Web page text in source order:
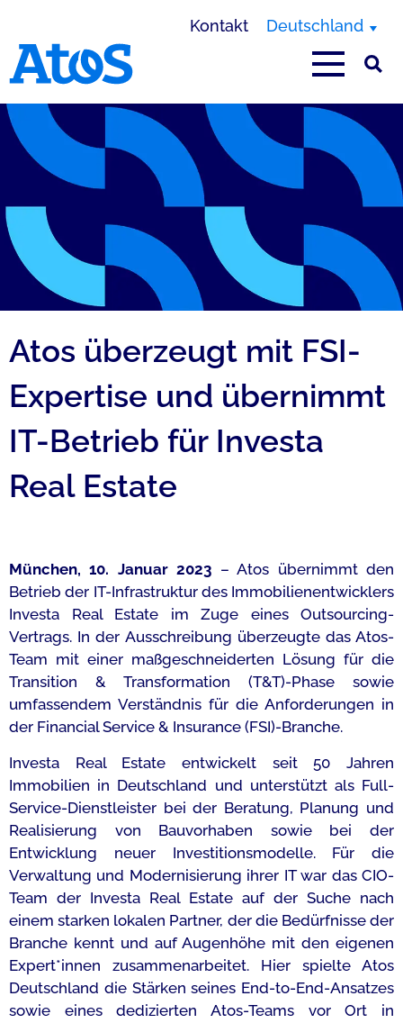
Kontakt Deutschland
Atos überzeugt mit FSI-
Expertise und übernimmt
IT-Betrieb für Investa
Real Estate
München, 10. Januar 2023 – Atos übernimmt den
Betrieb der IT-Infrastruktur des Immobilienentwicklers
Investa Real Estate im Zuge eines Outsourcing-
Vertrags. In der Ausschreibung überzeugte das Atos-
Team mit einer maßgeschneiderten Lösung für die
Transition & Transformation (T&T)-Phase sowie
umfassendem Verständnis für die Anforderungen in
der Financial Service & Insurance (FSI)-Branche.
Investa Real Estate entwickelt seit 50 Jahren
Immobilien in Deutschland und unterstützt als Full-
Service-Dienstleister bei der Beratung, Planung und
Realisierung von Bauvorhaben sowie bei der
Entwicklung neuer Investitionsmodelle. Für die
Verwaltung und Modernisierung ihrer IT war das CIO-
Team der Investa Real Estate auf der Suche nach
einem starken lokalen Partner, der die Bedürfnisse der
Branche kennt und auf Augenhöhe mit den eigenen
Expert*innen zusammenarbeitet. Hier spielte Atos
Deutschland die Stärken seines End-to-End-Ansatzes
sowie eines dedizierten Atos-Teams vor Ort in